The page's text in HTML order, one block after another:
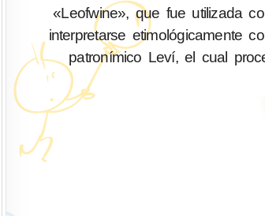
«Leofwine», que fue utilizada
interpretarse etimológicamente